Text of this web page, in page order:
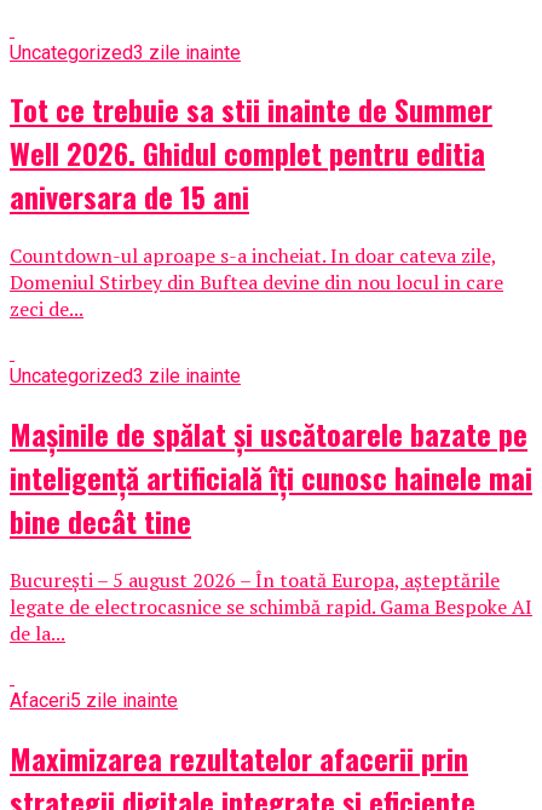
Uncategorized3 zile inainte
Tot ce trebuie sa stii inainte de Summer
Well 2026. Ghidul complet pentru editia
aniversara de 15 ani
Countdown-ul aproape s-a incheiat. In doar cateva zile,
Domeniul Stirbey din Buftea devine din nou locul in care
zeci de...
Uncategorized3 zile inainte
Mașinile de spălat și uscătoarele bazate pe
inteligență artificială îți cunosc hainele mai
bine decât tine
București – 5 august 2026 – În toată Europa, așteptările
legate de electrocasnice se schimbă rapid. Gama Bespoke AI
de la...
Afaceri5 zile inainte
Maximizarea rezultatelor afacerii prin